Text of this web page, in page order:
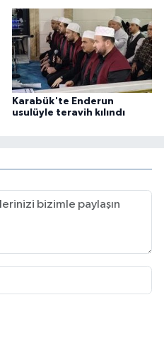
Karabük'te Enderun
usulüyle teravih kılındı